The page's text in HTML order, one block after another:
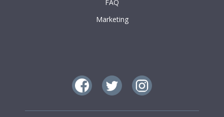
FAQ
Marketing